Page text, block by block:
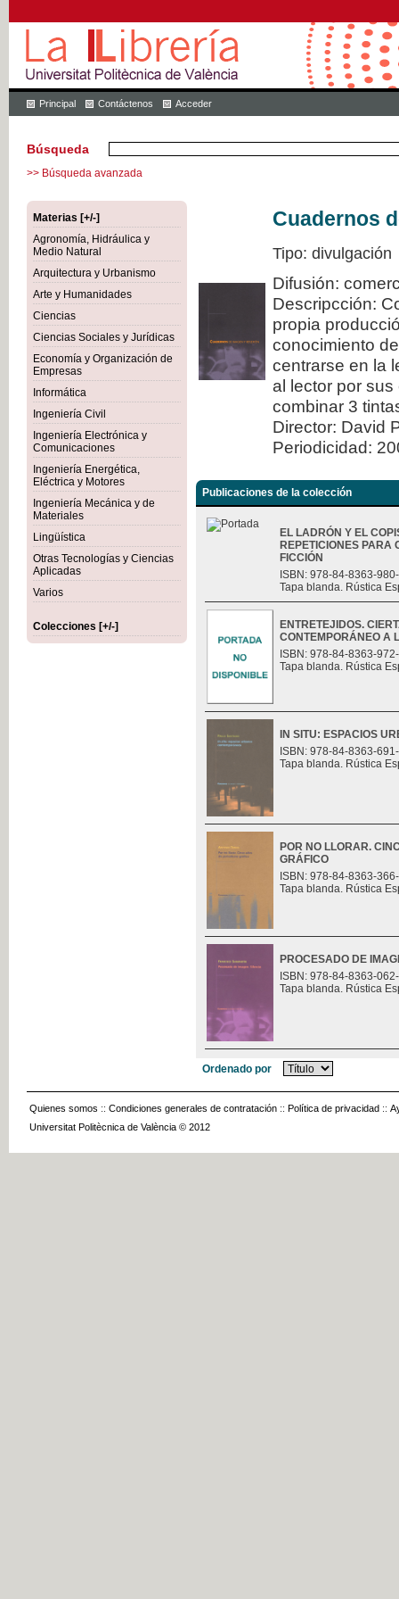
Principal Contáctenos Acceder
Búsqueda
>> Búsqueda avanzada
Materias [+/-]
Agronomía, Hidráulica y
Medio Natural
Arquitectura y Urbanismo
Arte y Humanidades
Ciencias
Ciencias Sociales y Jurídicas
Economía y Organización de
Empresas
Informática
Ingeniería Civil
Ingeniería Electrónica y
Comunicaciones
Ingeniería Energética,
Eléctrica y Motores
Ingeniería Mecánica y de
Materiales
Lingüística
Otras Tecnologías y Ciencias
Aplicadas
Varios
Colecciones [+/-]
Cuadernos
Tipo: divulgación
Difusión:
Descripcción:
propia
conocimiento
centrarse en la
al lector por
combinar 3
Director: David
Periodicidad:
Publicaciones de la colección
EL LADRÓN Y EL
REPETICIONES
FICCIÓN
ISBN: 978-84-8363-
Tapa blanda. Rústica
ENTRETEJIDOS.
CONTEMPORÁNEO A
ISBN: 978-84-8363-
Tapa blanda. Rústica
IN SITU: ESPACIOS
ISBN: 978-84-8363-
Tapa blanda. Rústica
POR NO LLORAR.
GRÁFICO
ISBN: 978-84-8363-
Tapa blanda. Rústica
PROCESADO DE
ISBN: 978-84-8363-
Tapa blanda. Rústica
Ordenado por
Quienes somos :: Condiciones generales de contratación :: Política de privacidad ::
Universitat Politècnica de València © 2012